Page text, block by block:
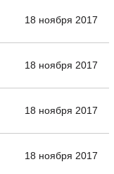
18 ноября 2017
18 ноября 2017
18 ноября 2017
18 ноября 2017